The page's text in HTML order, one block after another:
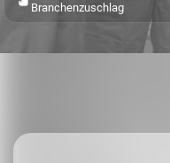
Branchenzuschlag